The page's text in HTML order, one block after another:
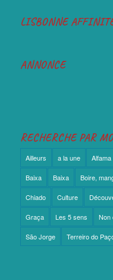
LISBONNE
ANNONCE
RECHERCHE PAR
Ailleurs a la une Alfama
Baixa Baixa Boire,
Chiado Culture
Graça Les 5 sens Non
São Jorge Terreiro do